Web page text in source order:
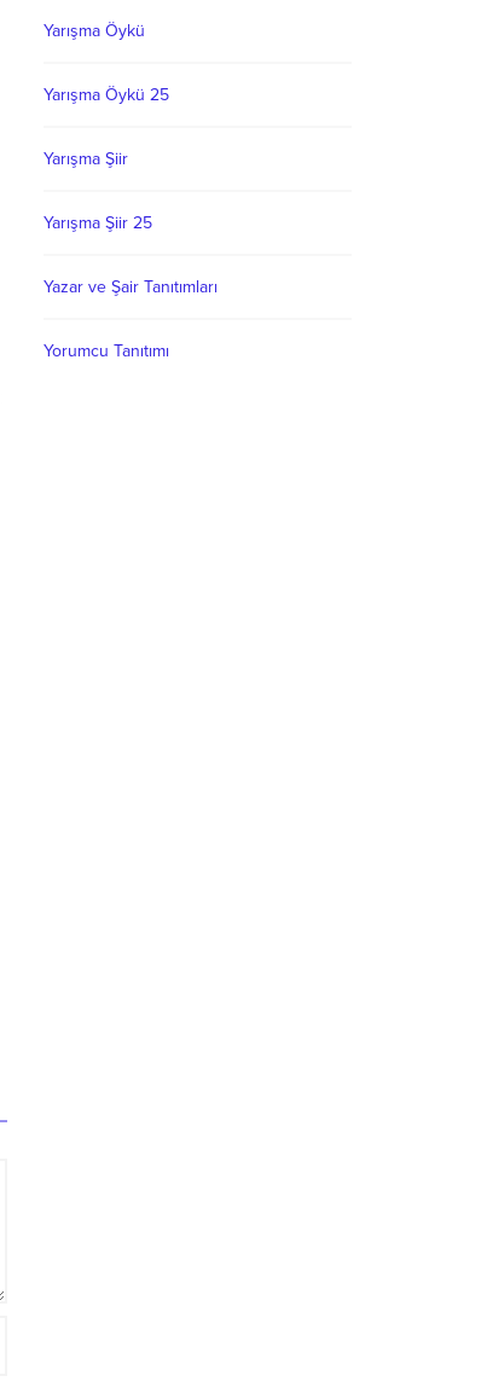
Yarışma Öykü
Yarışma Öykü 25
Yarışma Şiir
Yarışma Şiir 25
Yazar ve Şair Tanıtımları
Yorumcu Tanıtımı